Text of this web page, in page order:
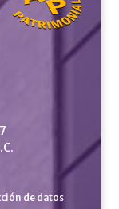
de datos